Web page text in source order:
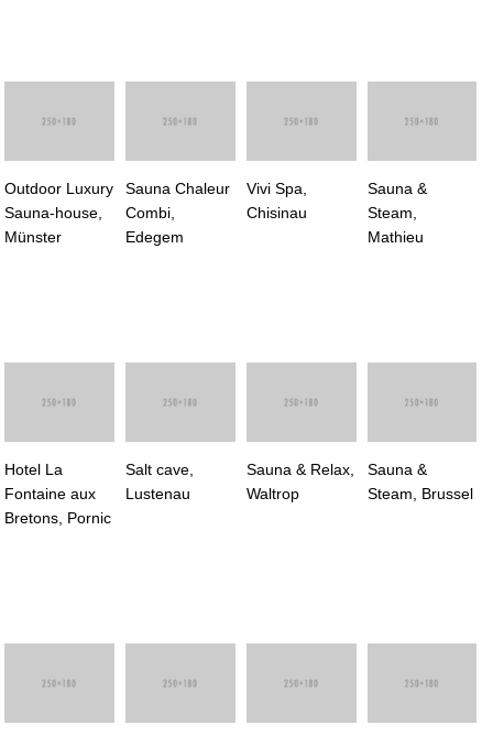
Outdoor Luxury
Sauna-house,
Münster
Sauna Chaleur
Combi,
Edegem
Vivi Spa,
Chisinau
Sauna &
Steam,
Mathieu
Hotel La
Fontaine aux
Bretons, Pornic
Salt cave,
Lustenau
Sauna & Relax,
Waltrop
Sauna &
Steam, Brussel